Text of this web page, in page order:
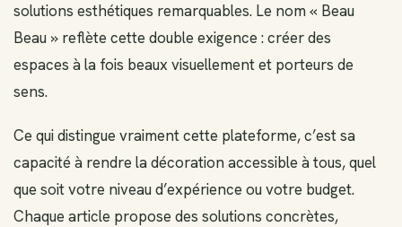
solutions esthétiques remarquables. Le nom « Beau
Beau » reflète cette double exigence : créer des
espaces à la fois beaux visuellement et porteurs de
sens.
Ce qui distingue vraiment cette plateforme, c’est sa
capacité à rendre la décoration accessible à tous, quel
que soit votre niveau d’expérience ou votre budget.
Chaque article propose des solutions concrètes,